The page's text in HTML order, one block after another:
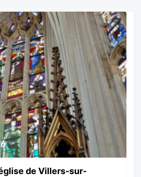
de Villers-sur-